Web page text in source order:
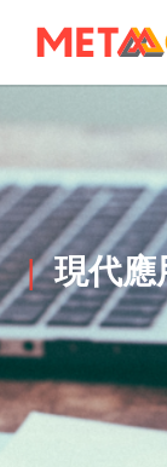
現代應